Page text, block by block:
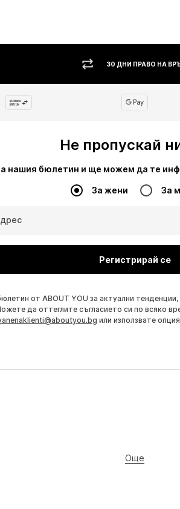
30 ДНИ ПРАВО НА
Не пропускай
нашия бюлетин и ще можем да те
За жени За
Регистрирай се
от ABOUT YOU за актуални
да оттеглите съгласието си по всяко
или използвате
Още